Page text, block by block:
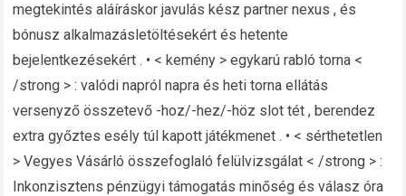
megtekintés aláíráskor javulás kész partner nexus , és
bónusz alkalmazásletöltésekért és hetente
bejelentkezésekért . • < kemény > egykarú rabló torna <
/strong > : valódi napról napra és heti torna ellátás
versenyző összetevő -hoz/-hez/-höz slot tét , berendez
extra győztes esély túl kapott játékmenet . • < sérthetetlen
> Vegyes Vásárló összefoglaló felülvizsgálat < /strong > :
Inkonzisztens pénzügyi támogatás minőség és válasz óra